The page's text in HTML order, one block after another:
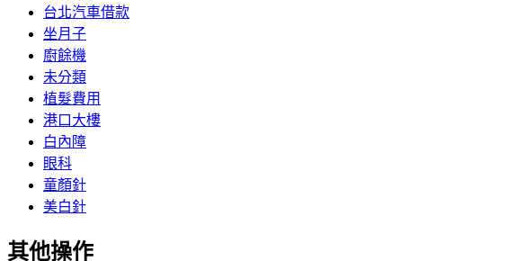
台北汽車借款
坐月子
廚餘機
未分類
植髮費用
港口大樓
白內障
眼科
童顏針
美白針
其他操作